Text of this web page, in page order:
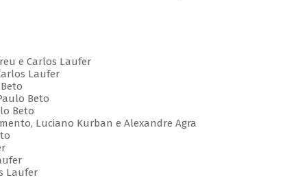
e Carlos Laufer
Laufer
Beto
Beto
Luciano Kurban e Alexandre Agra
Laufer